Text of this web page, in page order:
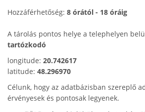
Hozzáférhetőség: 8 órától - 18 óráig
A tárolás pontos helye a telephelyen
tartózkodó
longitude: 20.742617
latitude: 48.296970
Célunk, hogy az adatbázisban szereplő
érvényesek és pontosak legyenek.